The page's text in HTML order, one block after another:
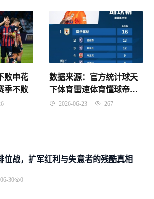
败申花
季不败
数据来源：官方统计球天
下体育雷速体育懂球帝，
截止2026年7月22日。
2026-06-23 267
位战，扩军红利与失意者的残酷真相
30 0